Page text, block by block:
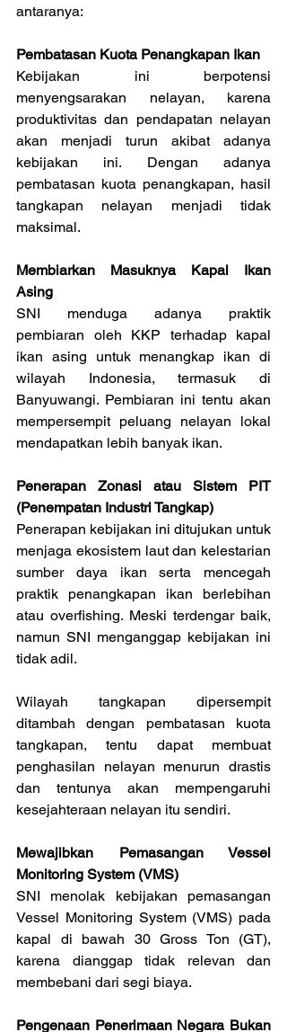
antaranya:
Pembatasan Kuota Penangkapan Ikan
Kebijakan ini berpotensi
menyengsarakan nelayan, karena
produktivitas dan pendapatan nelayan
akan menjadi turun akibat adanya
kebijakan ini. Dengan adanya
pembatasan kuota penangkapan, hasil
tangkapan nelayan menjadi tidak
maksimal.
Membiarkan Masuknya Kapal Ikan
Asing
SNI menduga adanya praktik
pembiaran oleh KKP terhadap kapal
ikan asing untuk menangkap ikan di
wilayah Indonesia, termasuk di
Banyuwangi. Pembiaran ini tentu akan
mempersempit peluang nelayan lokal
mendapatkan lebih banyak ikan.
Penerapan Zonasi atau Sistem PIT
(Penempatan Industri Tangkap)
Penerapan kebijakan ini ditujukan untuk
menjaga ekosistem laut dan kelestarian
sumber daya ikan serta mencegah
praktik penangkapan ikan berlebihan
atau overfishing. Meski terdengar baik,
namun SNI menganggap kebijakan ini
tidak adil.
Wilayah tangkapan dipersempit
ditambah dengan pembatasan kuota
tangkapan, tentu dapat membuat
penghasilan nelayan menurun drastis
dan tentunya akan mempengaruhi
kesejahteraan nelayan itu sendiri.
Mewajibkan Pemasangan Vessel
Monitoring System (VMS)
SNI menolak kebijakan pemasangan
Vessel Monitoring System (VMS) pada
kapal di bawah 30 Gross Ton (GT),
karena dianggap tidak relevan dan
membebani dari segi biaya.
Pengenaan Penerimaan Negara Bukan